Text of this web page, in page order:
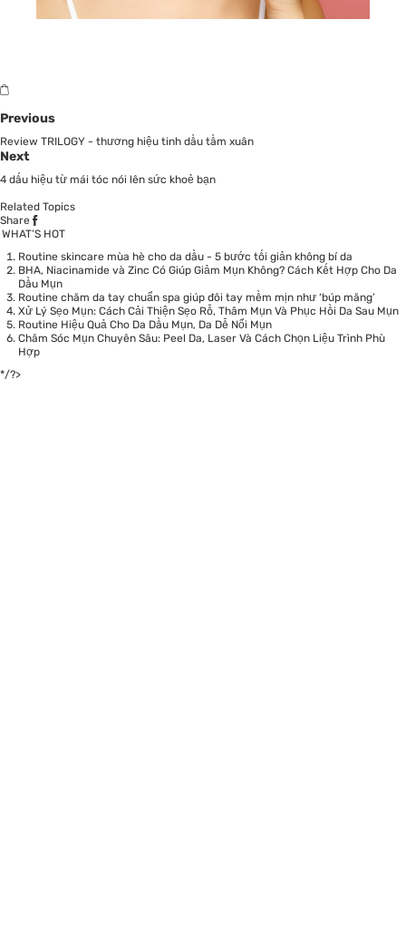
Previous
Review TRILOGY - thương hiệu tinh dầu tầm xuân
Next
4 dấu hiệu từ mái tóc nói lên sức khoẻ bạn
Related Topics
Share
WHAT’S HOT
Routine skincare mùa hè cho da dầu - 5 bước tối giản không bí da
BHA, Niacinamide và Zinc Có Giúp Giảm Mụn Không? Cách Kết Hợp Cho Da
Dầu Mụn
Routine chăm da tay chuẩn spa giúp đôi tay mềm mịn như ‘búp măng’
Xử Lý Sẹo Mụn: Cách Cải Thiện Sẹo Rỗ, Thâm Mụn Và Phục Hồi Da Sau Mụn
Routine Hiệu Quả Cho Da Dầu Mụn, Da Dễ Nổi Mụn
Chăm Sóc Mụn Chuyên Sâu: Peel Da, Laser Và Cách Chọn Liệu Trình Phù
Hợp
*/?>